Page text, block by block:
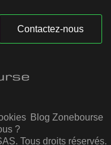
Contactez-nous
Blog Zonebourse
?
Tous droits réservés.